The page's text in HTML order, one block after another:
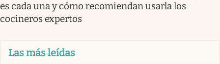
es cada una y cómo recomiendan usarla los
cocineros expertos
Las más leídas